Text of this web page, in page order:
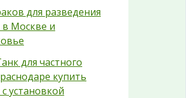
для разведения
Москве и
для частного
купить
установкой